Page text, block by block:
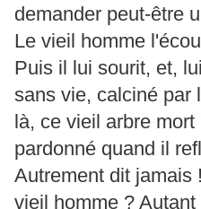
demander peut-être
Le vieil homme
Puis il lui sourit, et,
sans vie, calciné par
là, ce vieil arbre
pardonné quand il
Autrement dit jamais
vieil homme ?